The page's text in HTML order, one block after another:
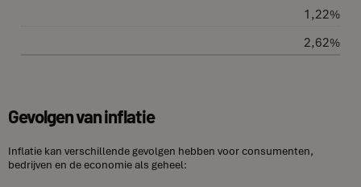
1,22%
2,62%
Gevolgen van inflatie
Inflatie kan verschillende gevolgen hebben voor consumenten,
bedrijven en de economie als geheel: